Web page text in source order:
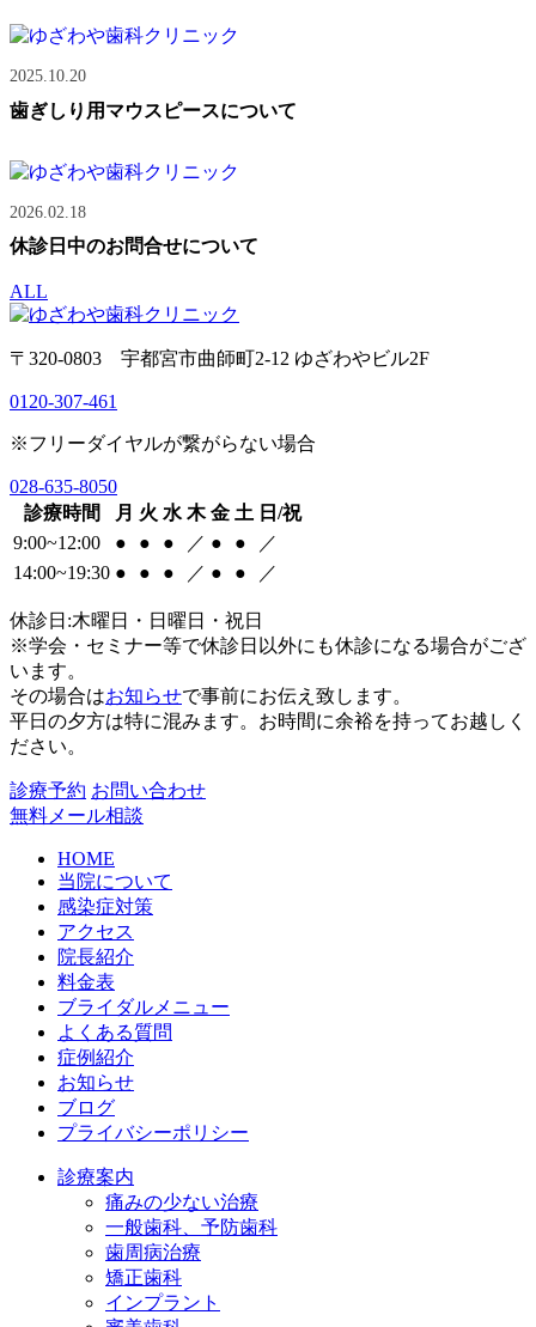
2025.10.20
歯ぎしり用マウスピースについて
2026.02.18
休診日中のお問合せについて
ALL
〒320-0803 宇都宮市曲師町2-12 ゆざわやビル2F
0120-307-461
※フリーダイヤルが繋がらない場合
028-635-8050
診療時間
月 火 水 木 金 土 日/祝
9:00~12:00
● ● ● ／ ● ●
／
14:00~19:30 ● ● ● ／ ● ● ／
休診日:木曜日・日曜日・祝日
※学会・セミナー等で休診日以外にも休診になる場合がござ
います。
その場合はお知らせで事前にお伝え致します。
平日の夕方は特に混みます。お時間に余裕を持ってお越しく
ださい。
診療予約 お問い合わせ
無料メール相談
HOME
当院について
感染症対策
アクセス
院長紹介
料金表
ブライダルメニュー
よくある質問
症例紹介
お知らせ
ブログ
プライバシーポリシー
診療案内
痛みの少ない治療
一般歯科、予防歯科
歯周病治療
矯正歯科
インプラント